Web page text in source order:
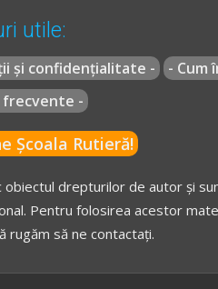
utile:
și confidențialitate -
- Cum
-
Școala Rutieră!
drepturilor de autor și
Pentru folosirea acestor
rugăm să ne contactați.